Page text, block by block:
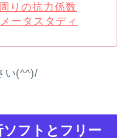
りの抗力係数
ータスタディ
い(^^)/
フトとフリー